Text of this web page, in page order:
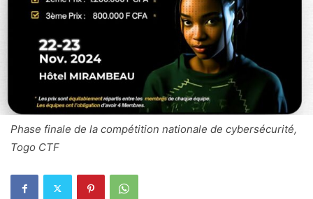
Phase finale de la compétition nationale de cybersécurité,
Togo CTF